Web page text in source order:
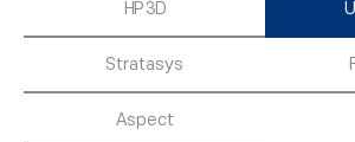
HP 3D
Stratasys
Aspect